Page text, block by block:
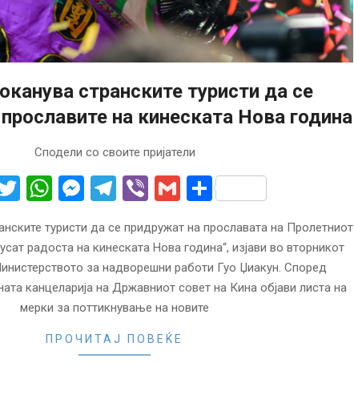
странските туристи да се
на кинеската Нова година
Сподели со своите пријатели
Twitter
WhatsApp
Messenger
Telegram
ViberGmailShare
туристи да се придружат на прославата на Пролетниот
радоста на кинеската Нова година“, изјави во вторникот
за надворешни работи Гуо Џиакун. Според
канцеларија на Државниот совет на Кина објави листа на
мерки за поттикнување на новите
ПРОЧИТАЈ ПОВЕЌЕ